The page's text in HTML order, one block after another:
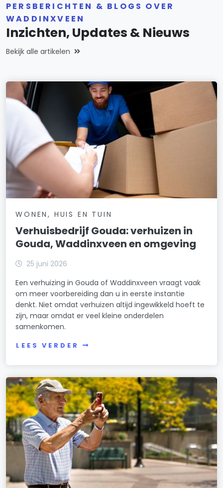
PERSBERICHTEN & BLOGS OVER
WADDINXVEEN
Inzichten, Updates & Nieuws
Bekijk alle artikelen
WONEN, HUIS EN TUIN
Verhuisbedrijf Gouda: verhuizen in
Gouda, Waddinxveen en omgeving
25 juni 2026
Een verhuizing in Gouda of Waddinxveen vraagt vaak
om meer voorbereiding dan u in eerste instantie
denkt. Niet omdat verhuizen altijd ingewikkeld hoeft te
zijn, maar omdat er veel kleine onderdelen
samenkomen.
LEES VERDER